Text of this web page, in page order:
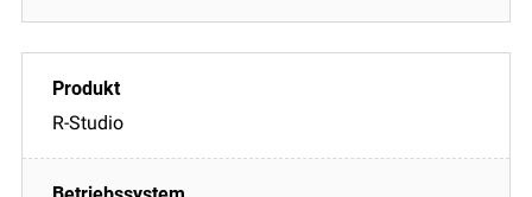
R-Studio